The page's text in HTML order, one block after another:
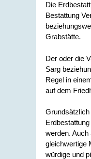
Die
Bestattung
Grabstätte.
Der oder die
Sarg
Regel in
auf dem
werden. Auch
gleichwertige
würdige und